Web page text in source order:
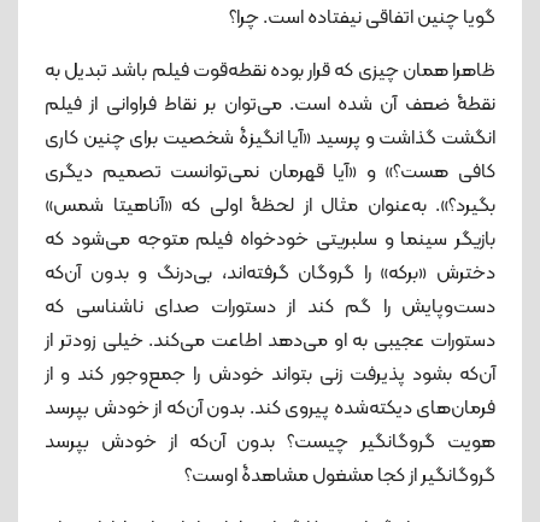
گویا چنین اتفاقی نیفتاده است. چرا؟
ظاهرا همان چیزی که قرار بوده نقطه‌قوت فیلم باشد تبدیل به
نقطۀ ضعف آن شده است. می‌توان بر نقاط فراوانی از فیلم
انگشت گذاشت و پرسید «آیا انگیزۀ شخصیت برای چنین کاری
کافی هست؟» و «آیا قهرمان نمی‌توانست تصمیم دیگری
بگیرد؟». به‌عنوان مثال از لحظۀ اولی که «آناهیتا شمس»
بازیگر سینما و سلبریتی خودخواه فیلم متوجه می‌شود که
دخترش «برکه» را گروگان گرفته‌اند، بی‌درنگ و بدون آن‌که
دست‌وپایش را گم کند از دستورات صدای ناشناسی که
دستورات عجیبی به او می‌دهد اطاعت می‌کند. خیلی زودتر از
آن‌که بشود پذیرفت زنی بتواند خودش را جمع‌وجور کند و از
فرمان‌های دیکته‌شده پیروی کند. بدون آن‌که از خودش بپرسد
هویت گروگانگیر چیست؟ بدون آن‌که از خودش بپرسد
گروگانگیر از کجا مشغول مشاهدۀ اوست؟